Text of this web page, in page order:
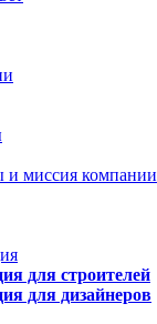
миссия компании
для строителей
для дизайнеров